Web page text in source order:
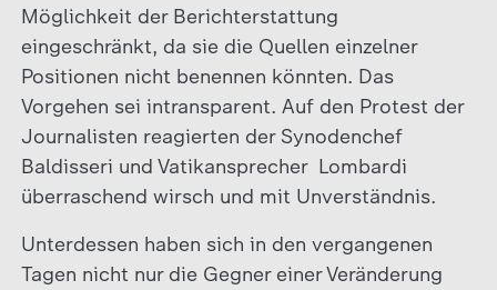
Möglichkeit der Berichterstattung
eingeschränkt, da sie die Quellen einzelner
Positionen nicht benennen könnten. Das
Vorgehen sei intransparent. Auf den Protest der
Journalisten reagierten der Synodenchef
Baldisseri und Vatikansprecher Lombardi
überraschend wirsch und mit Unverständnis.
Unterdessen haben sich in den vergangenen
Tagen nicht nur die Gegner einer Veränderung